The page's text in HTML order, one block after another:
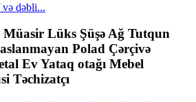
dəbli...
Lüks Şüşə Ağ Tutqun
Polad Çərçivə
Ev Yataq otağı Mebel
Təchizatçı